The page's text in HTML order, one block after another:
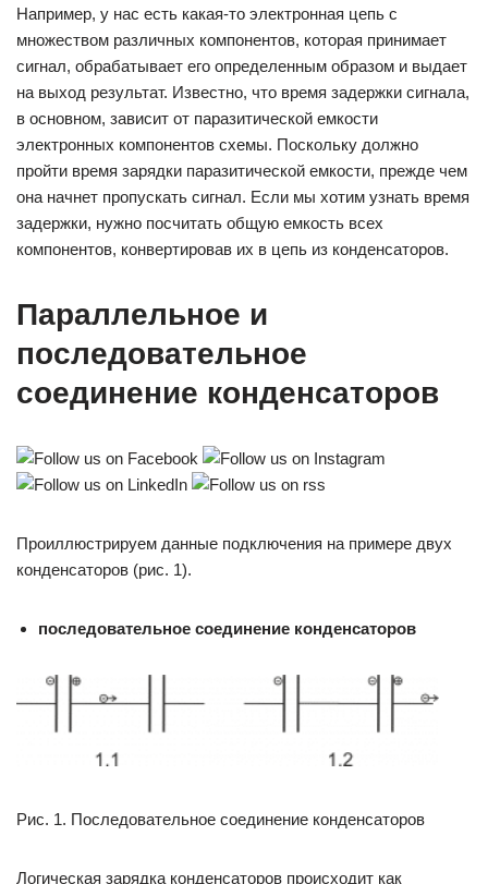
Например, у нас есть какая-то электронная цепь с
множеством различных компонентов, которая принимает
сигнал, обрабатывает его определенным образом и выдает
на выход результат. Известно, что время задержки сигнала,
в основном, зависит от паразитической емкости
электронных компонентов схемы. Поскольку должно
пройти время зарядки паразитической емкости, прежде чем
она начнет пропускать сигнал. Если мы хотим узнать время
задержки, нужно посчитать общую емкость всех
компонентов, конвертировав их в цепь из конденсаторов.
Параллельное и
последовательное
соединение конденсаторов
Проиллюстрируем данные подключения на примере двух
конденсаторов (рис. 1).
последовательное соединение конденсаторов
Рис. 1. Последовательное соединение конденсаторов
Логическая зарядка конденсаторов происходит как